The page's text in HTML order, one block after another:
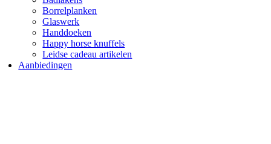
Borrelplanken
Glaswerk
Handdoeken
Happy horse knuffels
Leidse cadeau artikelen
Aanbiedingen